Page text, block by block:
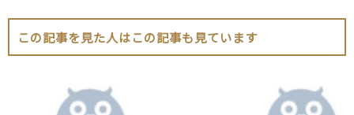
この記事を見た人はこの記事も見ています